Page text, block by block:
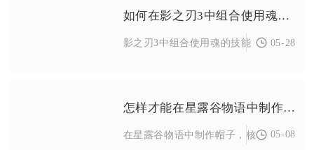
如何在影之刃3中组合使用魂技能
影之刃3中组合使用魂的技能，核心是依
05-28
怎样才能在星露谷物语中制作出帽子
在星露谷物语中制作帽子，核心是解锁缝
05-08